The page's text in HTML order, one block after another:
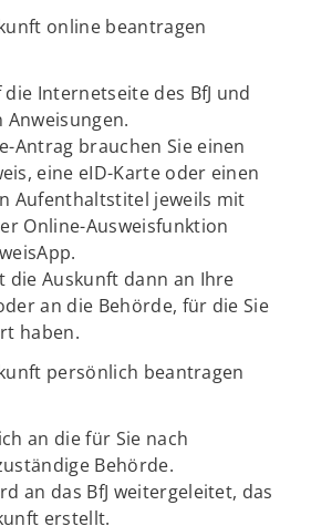
online beantragen
die Internetseite des BfJ und
Anweisungen.
Antrag brauchen Sie einen
eine eID-Karte oder einen
Aufenthaltstitel jeweils mit
Online-Ausweisfunktion
die Auskunft dann an Ihre
an die Behörde, für die Sie
haben.
persönlich beantragen
an die für Sie nach
Behörde.
an das BfJ weitergeleitet, das
erstellt.